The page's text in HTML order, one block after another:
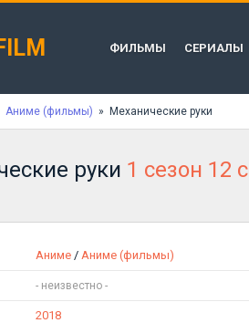
ФИЛЬМЫ СЕРИАЛЫ
Аниме (фильмы) » Механические руки
руки 1 сезон 12
Аниме / Аниме (фильмы)
2018